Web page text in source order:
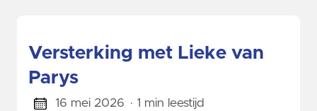
Versterking met Lieke van
Parys
16 mei 2026 · 1 min leestijd